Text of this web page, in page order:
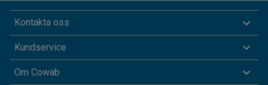
Kontakta oss
Kundservice
Om Cowab